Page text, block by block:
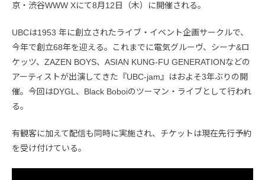
京・渋谷WWW Xにて8月12日（木）に開催される。
UBCは1953 年に創立されたライブ・イベント企画サークルで、
今年で創立68年を迎える。これまでに電気グルーヴ、シーナ&ロ
ケッツ、ZAZEN BOYS、ASIAN KUNG-FU GENERATIONなどの
アーティストが出演してきた『UBC-jam』はおよそ3年ぶりの開
催。今回はDYGL、Black Boboiのツーマン・ライブとして行われ
る。
有観客に加えて配信も同時に実施され、チケットは現在先行予約
を受け付けている。